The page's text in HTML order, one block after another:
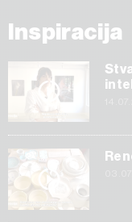
Inspiracija